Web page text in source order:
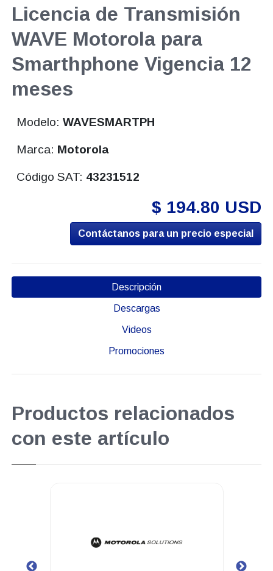
Licencia de Transmisión
WAVE Motorola para
Smarthphone Vigencia 12
meses
Modelo:WAVESMARTPH
Marca: Motorola
Código SAT: 43231512
$ 194.80 USD
Contáctanos para un precio especial
Descripción
Descargas
Videos
Promociones
Productos relacionados
con este artículo